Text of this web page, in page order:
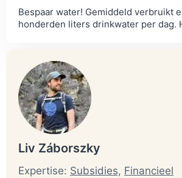
Bespaar water! Gemiddeld verbruikt
honderden liters drinkwater per dag.
Liv Záborszky
Expertise: Subsidies, Financieel